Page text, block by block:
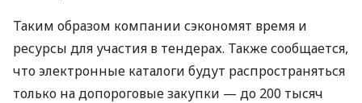
Таким образом компании сэкономят время и
ресурсы для участия в тендерах. Также сообщается,
что электронные каталоги будут распространяться
только на допороговые закупки — до 200 тысяч